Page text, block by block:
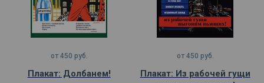
от 450 руб.
Плакат: Долбанем!
от 450 руб.
Плакат: Из рабочей гущи